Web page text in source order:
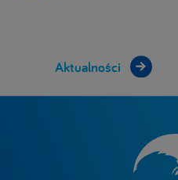
Aktualności